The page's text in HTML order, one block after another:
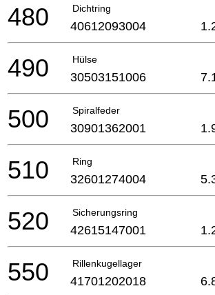
Dichtring
480 40612093004
Hülse
490 30503151006
Spiralfeder
500 30901362001
Ring
510 32601274004
Sicherungsring
520 42615147001
Rillenkugellager
550 41701202018